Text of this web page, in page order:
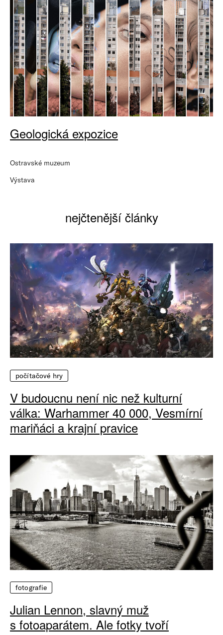
Geologická expozice
Ostravské muzeum
Výstava
nejčtenější články
počítačové hry
V budoucnu není nic než kulturní
válka: Warhammer 40 000, Vesmírní
mariňáci a krajní pravice
fotografie
Julian Lennon, slavný muž
s fotoaparátem. Ale fotky tvoří